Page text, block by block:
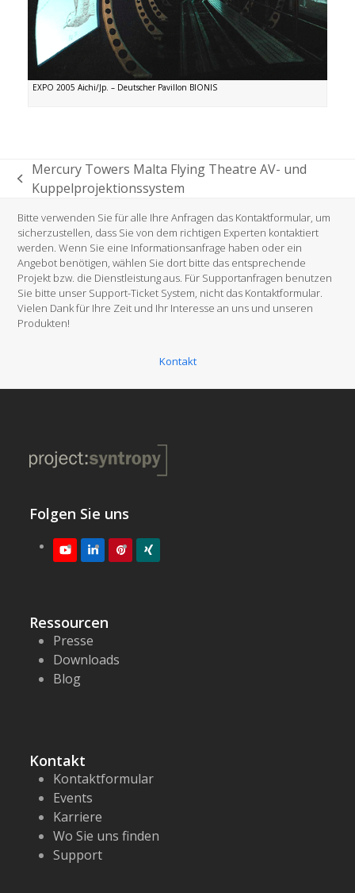
EXPO 2005 Aichi/Jp. – Deutscher Pavillon BIONIS
vorheriger
Mercury Towers Malta Flying Theatre AV- und
Kuppelprojektionssystem
Bitte verwenden Sie für alle Ihre Anfragen das Kontaktformular, um
sicherzustellen, dass Sie von dem richtigen Experten kontaktiert
werden. Wenn Sie eine Informationsanfrage haben oder ein
Angebot benötigen, wählen Sie dort bitte das entsprechende
Projekt bzw. die Dienstleistung aus. Für Supportanfragen benutzen
Sie bitte unser Support-Ticket System, nicht das Kontaktformular.
Vielen Dank für Ihre Zeit und Ihr Interesse an uns und unseren
Produkten!
Kontakt
Folgen Sie uns
YoutubeLinkedInPinterest
XING
Ressourcen
Presse
Downloads
Blog
Kontakt
Kontaktformular
Events
Karriere
Wo Sie uns finden
Support